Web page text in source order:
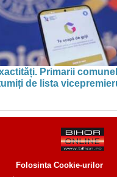
Primarii
de lista
Folosinta Cookie-urilor